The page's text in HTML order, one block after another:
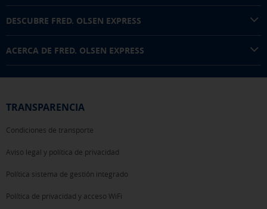
DESCUBRE FRED. OLSEN EXPRESS
ACERCA DE FRED. OLSEN EXPRESS
TRANSPARENCIA
Condiciones de transporte
Aviso legal y política de privacidad
Política sistema de gestión integrado
Política de privacidad y acceso WiFi